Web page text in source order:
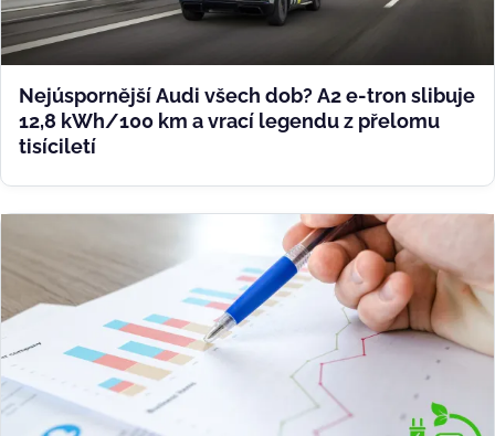
Nejúspornější Audi všech dob? A2 e-tron slibuje
12,8 kWh/100 km a vrací legendu z přelomu
tisíciletí